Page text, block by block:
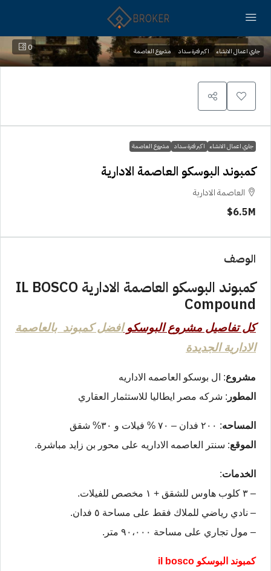
0 جاري اعمال الانشاء اكبر فترة سداد مشروع العاصمة
جاري اعمال الانشاء اكبر فترة سداد مشروع العاصمة
كمبوند البوسكو العاصمة الادارية
العاصمة الادارية
6.5M$
الوصف
كمبوند البوسكو العاصمة الادارية IL BOSCO
Compound
كل تفاصيل مشروع البوسكوافضل كمبوند بالعاصمة
الادارية الجديدة
مشروع: ال بوسكو العاصمه الاداريه
المطور : شركه مصر ايطاليا للاستثمار العقاري
المساحه: ٢٠٠ فدان – ٧٠ % فيلات و ٣٠% شقق
الموقع: سنتر العاصمه الاداريه على محور بن زايد مباشرة.
الخدمات:
– ٣ كلوب هاوس للشقق + ١ مخصص للفيلات.
– نادي رياضي للملاك فقط على مساحة ٥ فدان.
– مول تجاري على مساحة ٩٠،٠٠٠ متر.
كمبوند البوسكو il bosco